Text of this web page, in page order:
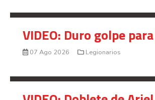
VIDEO: Duro golpe
07 Ago 2026 Legionarios